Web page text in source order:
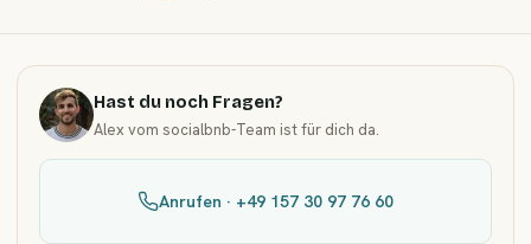
Hast du noch Fragen?
Alex vom socialbnb-Team ist für dich da.
Anrufen · +49 157 30 97 76 60